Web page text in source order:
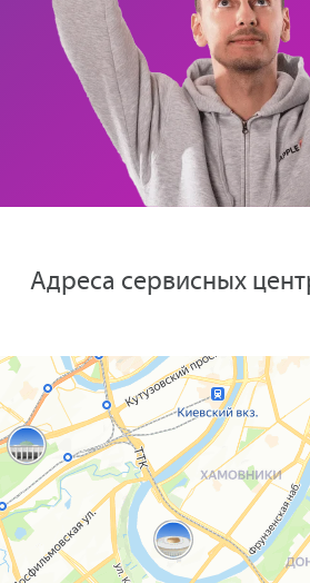
Адреса сервисных